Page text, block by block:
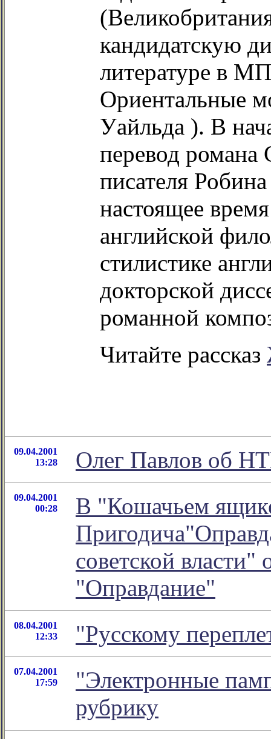
кандидатскую
литературе в
Ориентальные
Уайльда ). В
перевод романа
писателя
настоящее
английской
стилистике
докторской
романной
Читайте рассказ
09.04.2001
13:28
Олег Павлов об
09.04.2001
00:28
В "Кошачьем
советской
"Оправдание"
08.04.2001
12:33
"Русскому
07.04.2001
17:59
"Электронные
рубрику